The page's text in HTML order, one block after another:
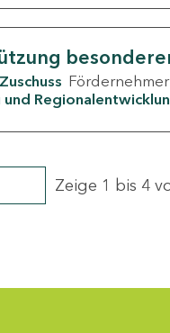
Zuschuss
Zeige 1 bis 4